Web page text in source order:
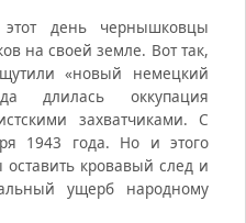
день чернышковцы
на своей земле. Вот так,
«новый немецкий
длилась оккупация
захватчиками. С
1943 года. Но и этого
кровавый след и
ущерб народному